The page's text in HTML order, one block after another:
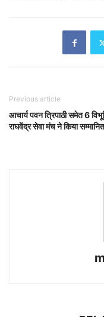
Previous article
आचार्य पवन त्रिपाठी समेत 6
राघवेंद्र सेवा मंच ने किया